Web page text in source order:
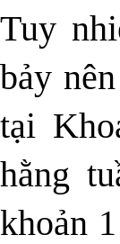
Tuy
bảy
tại
hằng
khoản